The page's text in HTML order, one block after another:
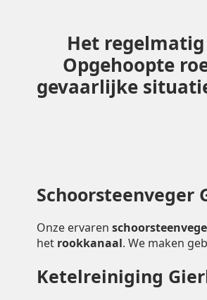
Het
Opgehoopte
gevaarlijke
Schoorsteenveger
Onze ervaren
het rookkanaal. We maken
Ketelreiniging